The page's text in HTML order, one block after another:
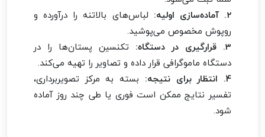
2. آماده‌سازی اولیه:
لباس‌های بالاتنه را درآورده و
روپوش مخصوص می‌پوشید.
3. قرارگیری در دستگاه:
تکنسین پستان‌ها را در
دستگاه ماموگرافی قرار داده و تصاویر را تهیه می‌کند.
4. انتظار برای نتیجه:
بسته به مرکز تصویربرداری،
تفسیر نتایج ممکن است فوری یا طی چند روز آماده
شود.